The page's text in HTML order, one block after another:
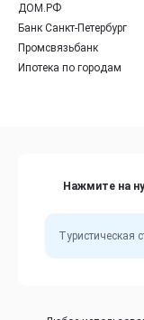
ДОМ.РФ
Банк Санкт-Петербург
Промсвязьбанк
Ипотека по городам
Нажмите на
Туристическая